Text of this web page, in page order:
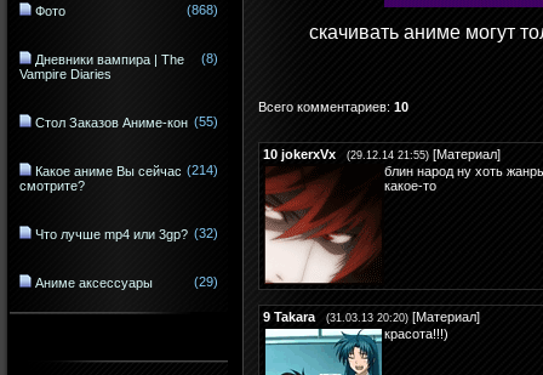
Фото (868)
Дневники вампира | The
Vampire Diaries
(8)
Стол Заказов Аниме-кон (55)
Какое аниме Вы сейчас
смотрите?
(214)
Что лучше mp4 или 3gp? (32)
Аниме аксессуары (29)
скачивать аниме могут
Всего комментариев: 10
10 jokerxVx (29.12.14 21:55) [Материал]
блин народ ну хоть
какое-то
9 Takarа (31.03.13 20:20) [Материал]
красота!!!)